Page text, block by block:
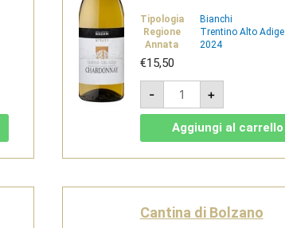
Tipologia
Bianchi
Regione
Trentino Alto Adige
Annata
2024
€15,50
-
Chardonnay
2024
-
Südtirol
Alto
Adige
DOC
Bolzano
quantità
+
Aggiungi al carrello
Cantina di Bolzano